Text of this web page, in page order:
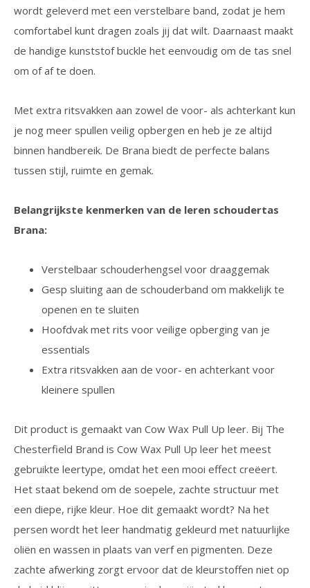
wordt geleverd met een verstelbare band, zodat je hem
comfortabel kunt dragen zoals jij dat wilt. Daarnaast maakt
de handige kunststof buckle het eenvoudig om de tas snel
om of af te doen.
Met extra ritsvakken aan zowel de voor- als achterkant kun
je nog meer spullen veilig opbergen en heb je ze altijd
binnen handbereik. De Brana biedt de perfecte balans
tussen stijl, ruimte en gemak.
Belangrijkste kenmerken van de leren schoudertas
Brana:
Verstelbaar schouderhengsel voor draaggemak
Gesp sluiting aan de schouderband om makkelijk te
openen en te sluiten
Hoofdvak met rits voor veilige opberging van je
essentials
Extra ritsvakken aan de voor- en achterkant voor
kleinere spullen
Dit product is gemaakt van Cow Wax Pull Up leer. Bij The
Chesterfield Brand is Cow Wax Pull Up leer het meest
gebruikte leertype, omdat het een mooi effect creëert.
Het staat bekend om de soepele, zachte structuur met
een diepe, rijke kleur. Hoe dit gemaakt wordt? Na het
persen wordt het leer handmatig gekleurd met natuurlijke
oliën en wassen in plaats van verf en pigmenten. Deze
zachte afwerking zorgt ervoor dat de kleurstoffen niet op